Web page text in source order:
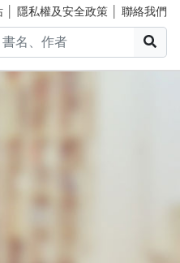
隱私權及安全政策 聯絡我們